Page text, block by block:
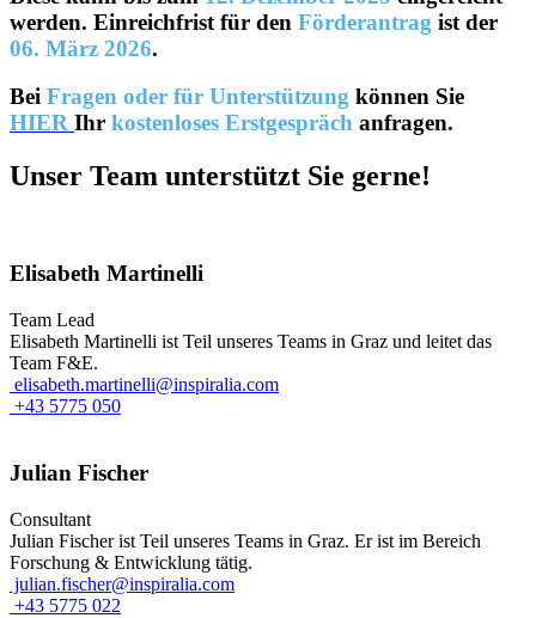
werden. Einreichfrist für den Förderantrag ist der
06. März 2026.
Bei Fragen oder für Unterstützung können Sie
HIER Ihr kostenloses Erstgespräch anfragen.
Unser Team unterstützt Sie gerne!
Elisabeth Martinelli
Team Lead
Elisabeth Martinelli ist Teil unseres Teams in Graz und leitet das
Team F&E.
elisabeth.martinelli@inspiralia.com
+43 5775 050
Julian Fischer
Consultant
Julian Fischer ist Teil unseres Teams in Graz. Er ist im Bereich
Forschung & Entwicklung tätig.
julian.fischer@inspiralia.com
+43 5775 022